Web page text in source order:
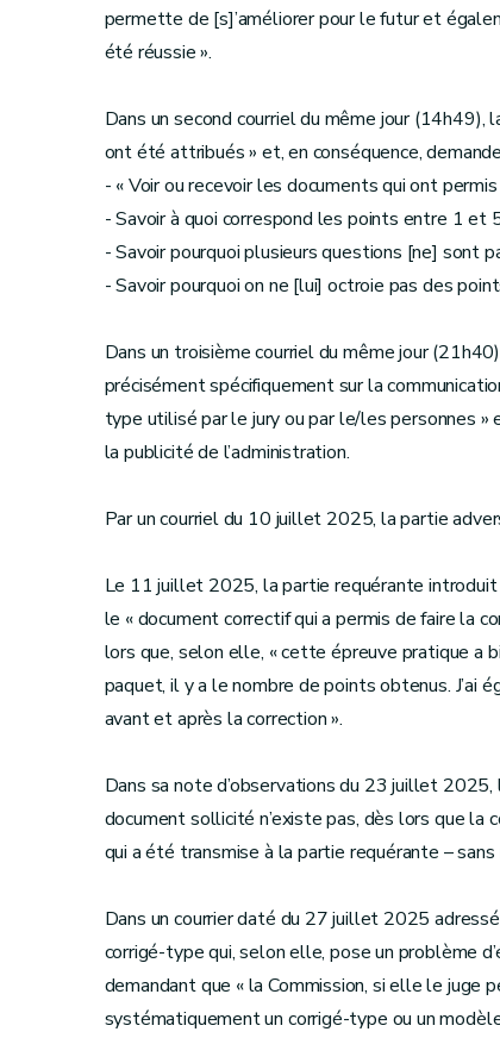
permette de [s]’améliorer pour le futur et
été réussie ».
Dans un second courriel du même jour
ont été attribués » et, en conséquence,
- « Voir ou recevoir les documents qui ont
- Savoir à quoi correspond les points entre 1 et
- Savoir pourquoi plusieurs questions [ne] sont
- Savoir pourquoi on ne [lui] octroie pas des
Dans un troisième courriel du même jour
précisément spécifiquement sur la
type utilisé par le jury ou par le/les personnes
la publicité de l’administration.
Par un courriel du 10 juillet 2025, la partie
Le 11 juillet 2025, la partie requérante
le « document correctif qui a permis de faire la
lors que, selon elle, « cette épreuve pratique a
paquet, il y a le nombre de points obtenus. J’ai
avant et après la correction ».
Dans sa note d’observations du 23 juillet
document sollicité n’existe pas, dès lors que
qui a été transmise à la partie requérante –
Dans un courrier daté du 27 juillet 2025
corrigé-type qui, selon elle, pose un problème
demandant que « la Commission, si elle le juge
systématiquement un corrigé-type ou un